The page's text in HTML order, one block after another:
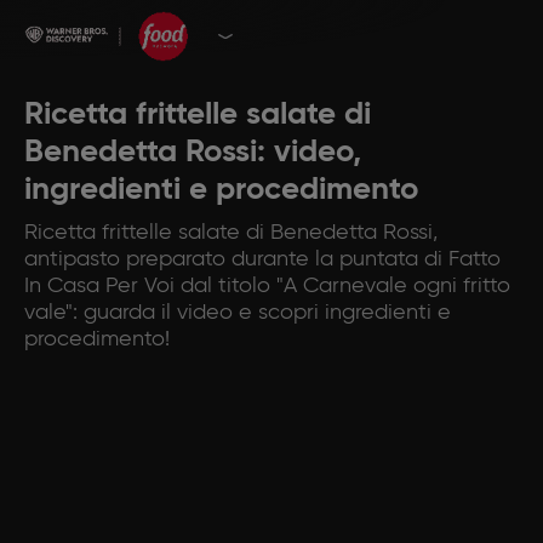
Ricetta frittelle salate di
Benedetta Rossi: video,
ingredienti e procedimento
Ricetta frittelle salate di Benedetta Rossi,
antipasto preparato durante la puntata di Fatto
In Casa Per Voi dal titolo "A Carnevale ogni fritto
vale": guarda il video e scopri ingredienti e
procedimento!